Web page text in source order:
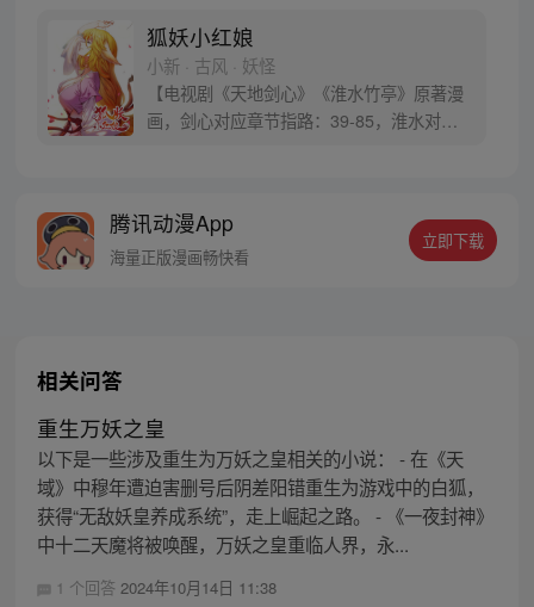
狐妖小红娘
小新 · 古风 · 妖怪
【电视剧《天地剑心》《淮水竹亭》原著漫
画，剑心对应章节指路：39-85，淮水对应
腾讯动漫App
海量正版漫画畅快看
立即下载
相关问答
重生万妖之皇
以下是一些涉及重生为万妖之皇相关的小说： - 在《天
域》中穆年遭迫害删号后阴差阳错重生为游戏中的白狐，
获得“无敌妖皇养成系统”，走上崛起之路。 - 《一夜封神》
中十二天魔将被唤醒，万妖之皇重临人界，永...
1 个回答 2024年10月14日 11:38